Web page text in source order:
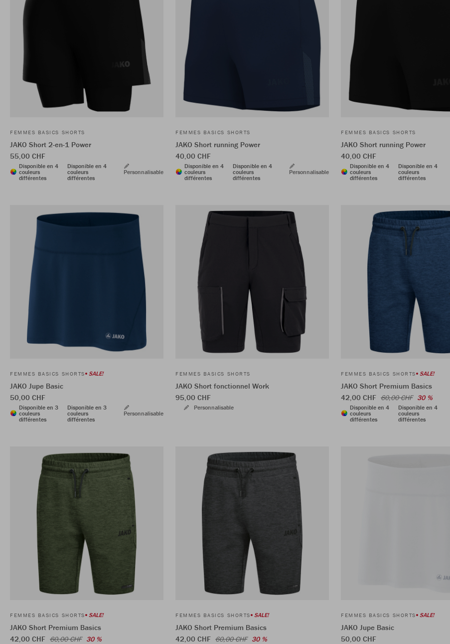
FEMMES BASICS SHORTS
JAKO Short 2-en-1 Power
55,00 CHF
Disponible en 4
couleurs
différentes
Disponible en 4
couleurs
différentes
Personnalisable
FEMMES BASICS SHORTS
JAKO Short running Power
40,00 CHF
Disponible en 4
couleurs
différentes
Disponible en 4
couleurs
différentes
Personnalisable
FEMMES BASICS SHORTS
JAKO Short running Power
40,00 CHF
Disponible en 4
couleurs
différentes
Disponible en 4
couleurs
différentes
FEMMES BASICS SHORTS SALE!
JAKO Jupe Basic
50,00 CHF
Disponible en 3
couleurs
différentes
Disponible en 3
couleurs
différentes
Personnalisable
FEMMES BASICS SHORTS
JAKO Short fonctionnel Work
95,00 CHF
Personnalisable
FEMMES BASICS SHORTS SALE!
JAKO Short Premium Basics
42,00 CHF 60,00 CHF 30 %
Disponible en 4
couleurs
différentes
Disponible en 4
couleurs
différentes
FEMMES BASICS SHORTS SALE!
JAKO Short Premium Basics
42,00 CHF 60,00 CHF 30 %
FEMMES BASICS SHORTS SALE!
JAKO Short Premium Basics
42,00 CHF 60,00 CHF 30 %
FEMMES BASICS SHORTS SALE!
JAKO Jupe Basic
50,00 CHF